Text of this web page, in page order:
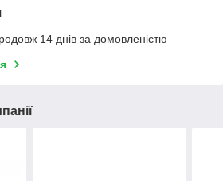
14 днів за домовленістю